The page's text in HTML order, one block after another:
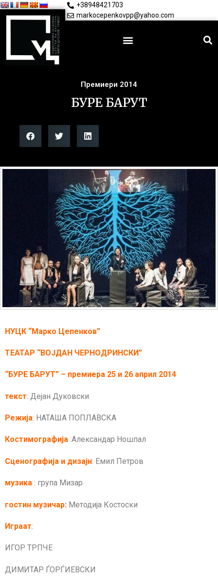
+38948421703
markocepenkovpp@yahoo.com
Премиери 2014
БУРЕ БАРУТ
НУЦК “Марко Цепенков”
ТЕАТАР “ВОЈДАН ЧЕРНОДРИНСКИ”
“БУРЕ БАРУТ” – премиера 25 и 26 април 2014
текст: Дејан Дуковски
Режија: НАТАША ПОПЛАВСКА
Костимографија :Александар Ношпал
Сценографија и дизајн: Емил Петров
музика : група Мизар
гостин музичар: Методија Костоски
Играат:
ИГОР ТРПЧЕ
ДИМИТАР ЃОРЃИЕВСКИ